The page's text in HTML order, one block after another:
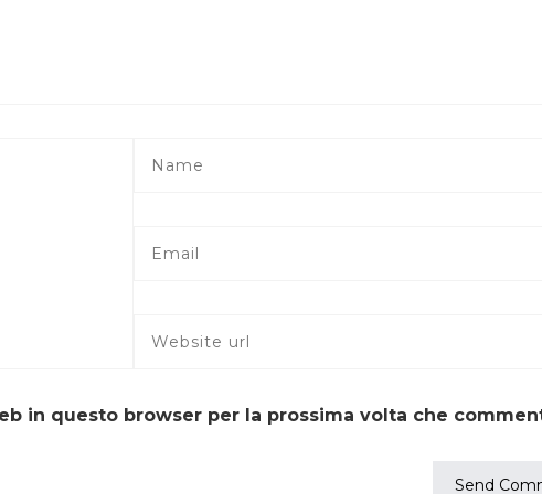
in questo browser per la prossima volta che